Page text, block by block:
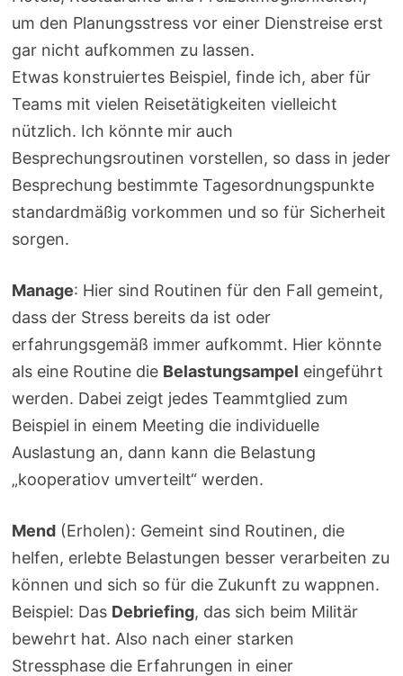
um den Planungsstress vor einer Dienstreise erst
gar nicht aufkommen zu lassen.
Etwas konstruiertes Beispiel, finde ich, aber für
Teams mit vielen Reisetätigkeiten vielleicht
nützlich. Ich könnte mir auch
Besprechungsroutinen vorstellen, so dass in jeder
Besprechung bestimmte Tagesordnungspunkte
standardmäßig vorkommen und so für Sicherheit
sorgen.
Manage: Hier sind Routinen für den Fall gemeint,
dass der Stress bereits da ist oder
erfahrungsgemäß immer aufkommt. Hier könnte
als eine Routine die Belastungsampel eingeführt
werden. Dabei zeigt jedes Teammtglied zum
Beispiel in einem Meeting die individuelle
Auslastung an, dann kann die Belastung
„kooperatiov umverteilt“ werden.
Mend (Erholen): Gemeint sind Routinen, die
helfen, erlebte Belastungen besser verarbeiten zu
können und sich so für die Zukunft zu wappnen.
Beispiel: Das Debriefing, das sich beim Militär
bewehrt hat. Also nach einer starken
Stressphase die Erfahrungen in einer